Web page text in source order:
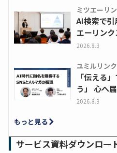
ミツエーリ
AI検索で
エーリン
2026.8.3
ユミルリンク
「伝える
う」 心へ
2026.8.3
もっと見る
サービス資料ダウンロー